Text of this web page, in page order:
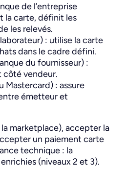
de l’entreprise
la carte, définit les
les relevés.
: utilise la carte
dans le cadre défini.
du fournisseur) :
côté vendeur.
Mastercard) : assure
émetteur et
marketplace), accepter la
un paiement carte
technique : la
(niveaux 2 et 3).